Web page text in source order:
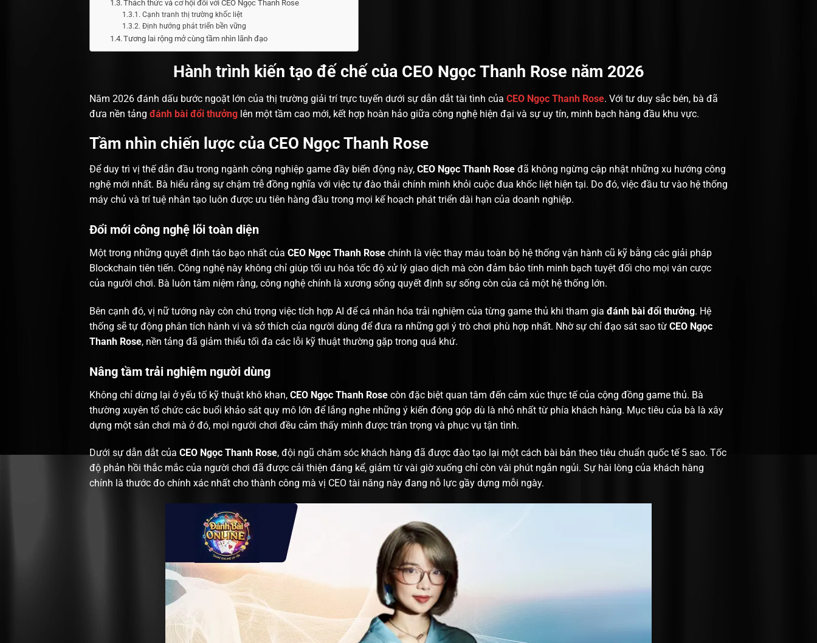
Thách thức và cơ hội đối với CEO Ngọc Thanh Rose
Cạnh tranh thị trường khốc liệt
Định hướng phát triển bền vững
Tương lai rộng mở cùng tầm nhìn lãnh đạo
Hành trình kiến tạo đế chế của CEO Ngọc Thanh Rose năm 2026
Năm 2026 đánh dấu bước ngoặt lớn của thị trường giải trí trực tuyến dưới sự dẫn dắt tài tình của CEO Ngọc Thanh Rose. Với tư duy sắc bén, bà đã
đưa nền tảng đánh bài đổi thưởng lên một tầm cao mới, kết hợp hoàn hảo giữa công nghệ hiện đại và sự uy tín, minh bạch hàng đầu khu vực.
Tầm nhìn chiến lược của CEO Ngọc Thanh Rose
Để duy trì vị thế dẫn đầu trong ngành công nghiệp game đầy biến động này, CEO Ngọc Thanh Rose đã không ngừng cập nhật những xu hướng công
nghệ mới nhất. Bà hiểu rằng sự chậm trễ đồng nghĩa với việc tự đào thải chính mình khỏi cuộc đua khốc liệt hiện tại. Do đó, việc đầu tư vào hệ thống
máy chủ và trí tuệ nhân tạo luôn được ưu tiên hàng đầu trong mọi kế hoạch phát triển dài hạn của doanh nghiệp.
Đổi mới công nghệ lõi toàn diện
Một trong những quyết định táo bạo nhất của CEO Ngọc Thanh Rose chính là việc thay máu toàn bộ hệ thống vận hành cũ kỹ bằng các giải pháp
Blockchain tiên tiến. Công nghệ này không chỉ giúp tối ưu hóa tốc độ xử lý giao dịch mà còn đảm bảo tính minh bạch tuyệt đối cho mọi ván cược
của người chơi. Bà luôn tâm niệm rằng, công nghệ chính là xương sống quyết định sự sống còn của cả một hệ thống lớn.
Bên cạnh đó, vị nữ tướng này còn chú trọng việc tích hợp AI để cá nhân hóa trải nghiệm của từng game thủ khi tham gia đánh bài đổi thưởng. Hệ
thống sẽ tự động phân tích hành vi và sở thích của người dùng để đưa ra những gợi ý trò chơi phù hợp nhất. Nhờ sự chỉ đạo sát sao từ CEO Ngọc
Thanh Rose, nền tảng đã giảm thiểu tối đa các lỗi kỹ thuật thường gặp trong quá khứ.
Nâng tầm trải nghiệm người dùng
Không chỉ dừng lại ở yếu tố kỹ thuật khô khan, CEO Ngọc Thanh Rose còn đặc biệt quan tâm đến cảm xúc thực tế của cộng đồng game thủ. Bà
thường xuyên tổ chức các buổi khảo sát quy mô lớn để lắng nghe những ý kiến đóng góp dù là nhỏ nhất từ phía khách hàng. Mục tiêu của bà là xây
dựng một sân chơi mà ở đó, mọi người chơi đều cảm thấy mình được trân trọng và phục vụ tận tình.
Dưới sự dẫn dắt của CEO Ngọc Thanh Rose, đội ngũ chăm sóc khách hàng đã được đào tạo lại một cách bài bản theo tiêu chuẩn quốc tế 5 sao. Tốc
độ phản hồi thắc mắc của người chơi đã được cải thiện đáng kể, giảm từ vài giờ xuống chỉ còn vài phút ngắn ngủi. Sự hài lòng của khách hàng
chính là thước đo chính xác nhất cho thành công mà vị CEO tài năng này đang nỗ lực gầy dựng mỗi ngày.